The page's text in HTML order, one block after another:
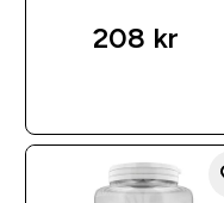
208 kr‎